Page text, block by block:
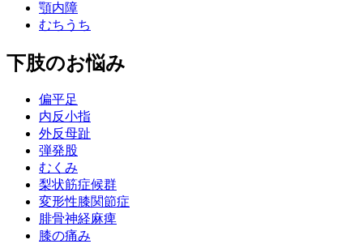
顎内障
むちうち
下肢のお悩み
偏平足
内反小指
外反母趾
弾発股
むくみ
梨状筋症候群
変形性膝関節症
腓骨神経麻痺
膝の痛み